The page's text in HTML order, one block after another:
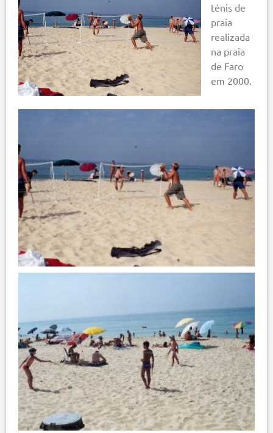
ténis de
praia
realizada
na praia
de Faro
em 2000.